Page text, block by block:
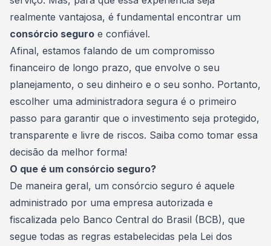
realmente vantajosa, é fundamental encontrar um
consórcio seguro e confiável.
Afinal, estamos falando de um compromisso
financeiro de longo prazo, que envolve o seu
planejamento, o seu dinheiro e o seu sonho. Portanto,
escolher uma administradora segura é o primeiro
passo para garantir que o investimento seja protegido,
transparente e livre de riscos. Saiba como tomar essa
decisão da melhor forma!
O que é um consórcio seguro?
De maneira geral, um consórcio seguro é aquele
administrado por uma empresa autorizada e
fiscalizada pelo Banco Central do Brasil (BCB), que
segue todas as regras estabelecidas pela Lei dos